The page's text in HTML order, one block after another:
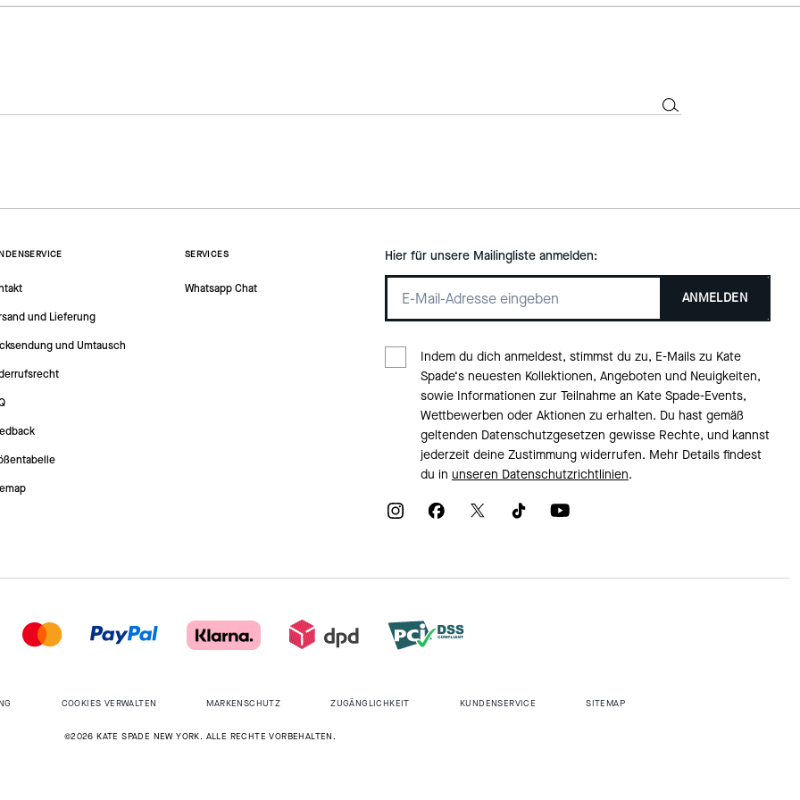
und Lieferung
und Umtausch
SERVICES
Whatsapp Chat
Hier für unsere Mailingliste anmelden:
ANMELDEN
Indem du dich anmeldest, stimmst du zu, E-Mails zu Kate
Spade‘s neuesten Kollektionen, Angeboten und Neuigkeiten,
sowie Informationen zur Teilnahme an Kate Spade-Events,
Wettbewerben oder Aktionen zu erhalten. Du hast gemäß
geltenden Datenschutzgesetzen gewisse Rechte, und kannst
jederzeit deine Zustimmung widerrufen. Mehr Details findest
du in unseren Datenschutzrichtlinien.
COOKIES VERWALTEN MARKENSCHUTZ ZUGÄNGLICHKEIT KUNDENSERVICE SITEMAP
©2026 KATE SPADE NEW YORK. ALLE RECHTE VORBEHALTEN.